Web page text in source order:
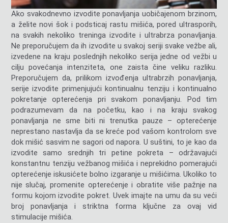
Ako svakodnevno izvodite ponavljanja uobičajenom brzinom,
a želite novi šok i podsticaj rastu mišića, pored ultrasporih,
na svakih nekoliko treninga izvodite i ultrabrza ponavljanja.
Ne preporučujem da ih izvodite u svakoj seriji svake vežbe ali,
izvedene na kraju poslednjih nekoliko serija jedne od vežbi u
cilju povećanja intenziteta, one zaista čine veliku razliku.
Preporučujem da, prilikom izvođenja ultrabrzih ponavljanja,
serije izvodite primenjujući kontinualnu tenziju i kontinualno
pokretanje opterećenja pri svakom ponavljanju. Pod tim
podrazumevam da na početku, kao i na kraju svakog
ponavljanja ne sme biti ni trenutka pauze – opterećenje
neprestano nastavlja da se kreće pod vašom kontrolom sve
dok mišić sasvim ne sagori od napora. U suštini, to je kao da
izvodite samo srednjih tri petine pokreta – održavajući
konstantnu tenziju vežbanog mišića i neprekidno pomerajući
opterećenje iskusićete bolno izgaranje u mišićima. Ukoliko to
nije slučaj, promenite opterećenje i obratite više pažnje na
formu kojom izvodite pokret. Uvek imajte na umu da su veći
broj ponavljanja i striktna forma ključne za ovaj vid
stimulacije mišića.